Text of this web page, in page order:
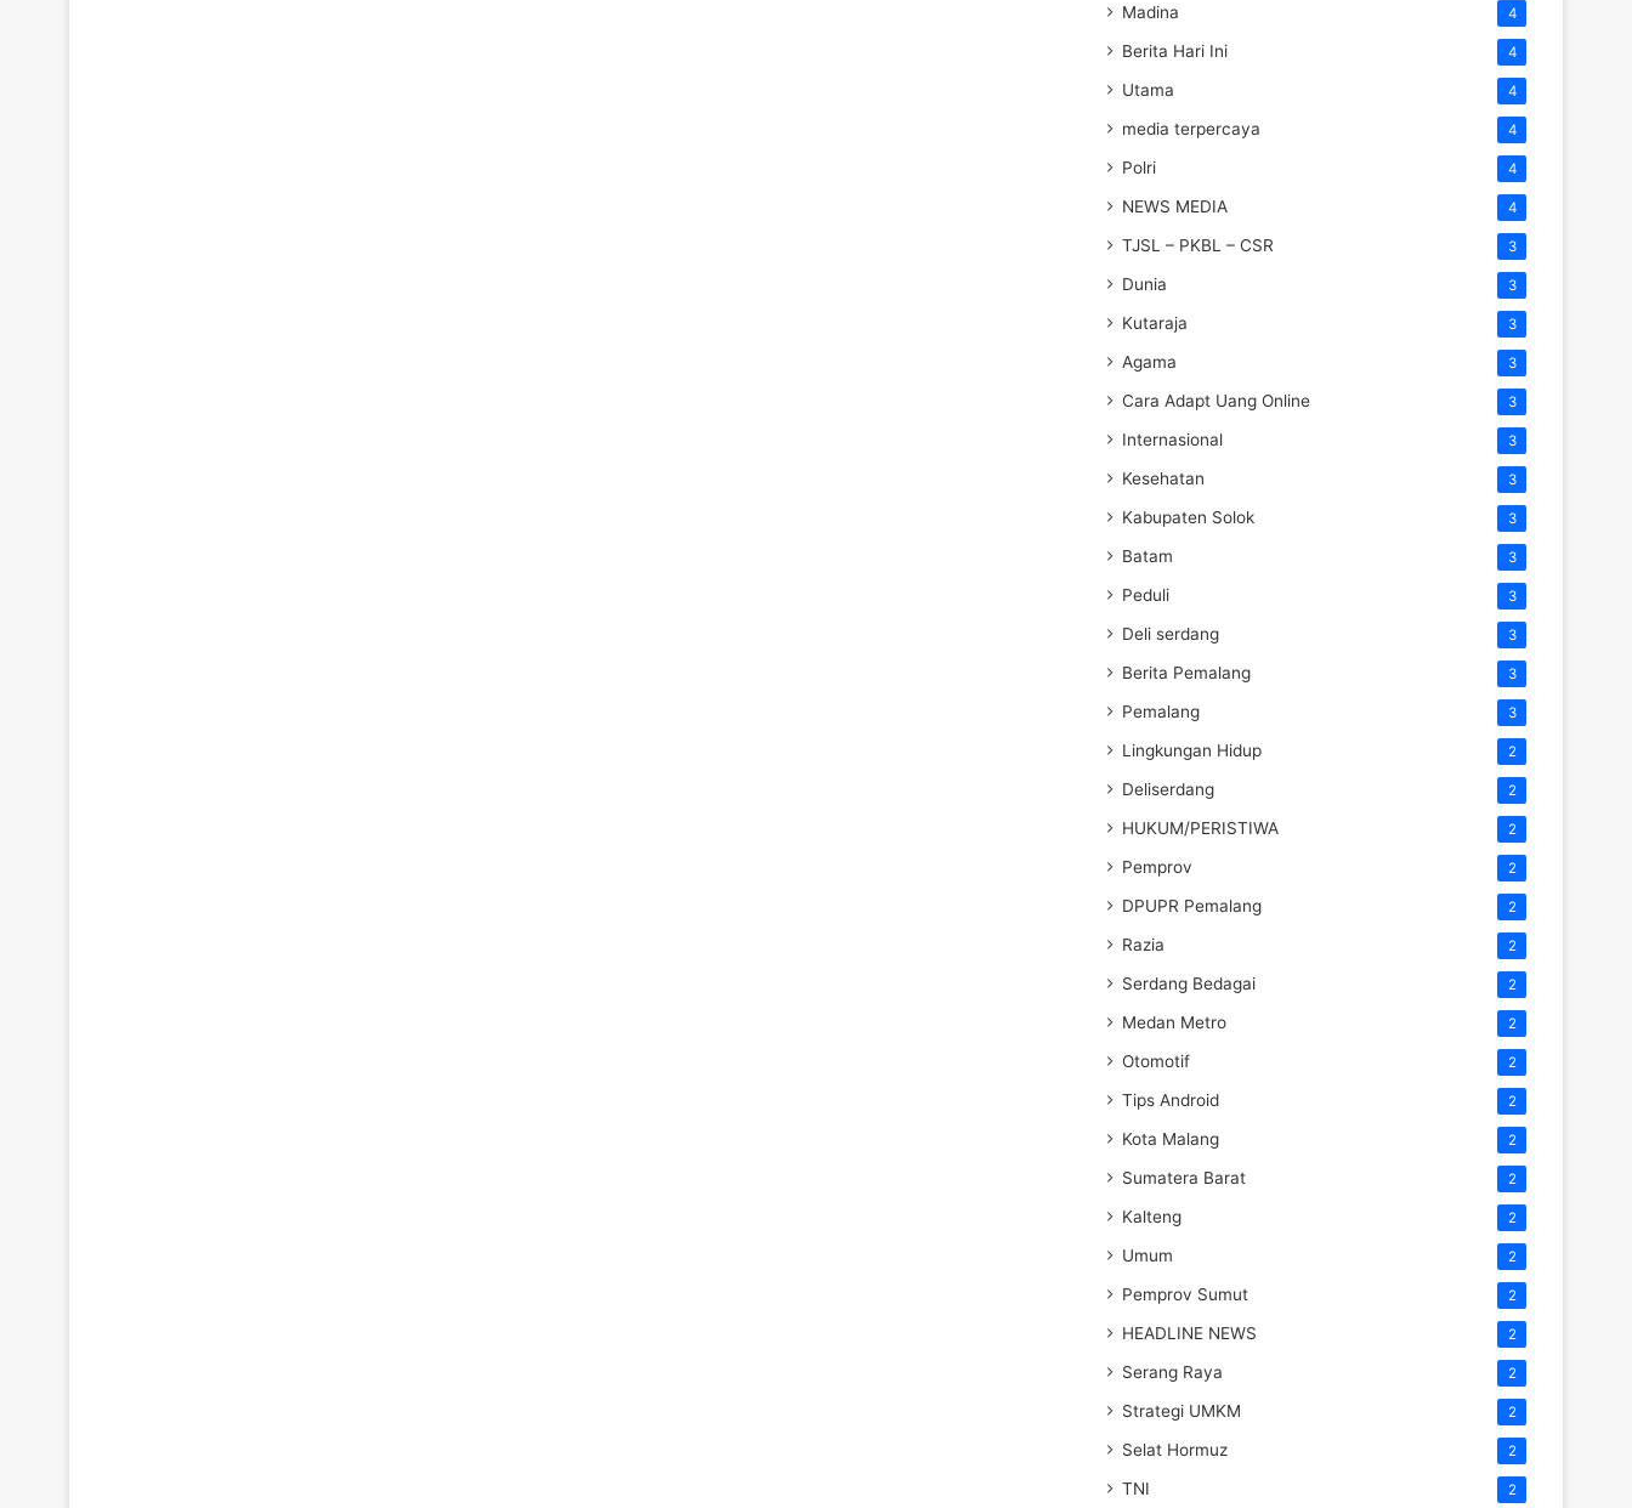
Madina 4
Berita Hari Ini 4
Utama 4
media terpercaya 4
Polri 4
NEWS MEDIA 4
TJSL – PKBL – CSR 3
Dunia 3
Kutaraja 3
Agama 3
Cara Adapt Uang Online 3
Internasional 3
Kesehatan 3
Kabupaten Solok 3
Batam 3
Peduli 3
Deli serdang 3
Berita Pemalang 3
Pemalang 3
Lingkungan Hidup 2
Deliserdang 2
HUKUM/PERISTIWA 2
Pemprov 2
DPUPR Pemalang 2
Razia 2
Serdang Bedagai 2
Medan Metro 2
Otomotif 2
Tips Android 2
Kota Malang 2
Sumatera Barat 2
Kalteng 2
Umum 2
Pemprov Sumut 2
HEADLINE NEWS 2
Serang Raya 2
Strategi UMKM 2
Selat Hormuz 2
TNI 2